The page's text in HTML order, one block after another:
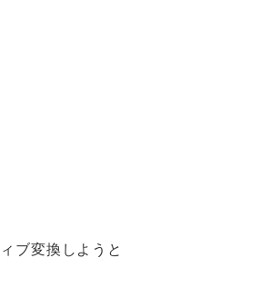
ブ変換しようと